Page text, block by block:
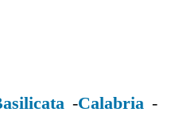
-Calabria-